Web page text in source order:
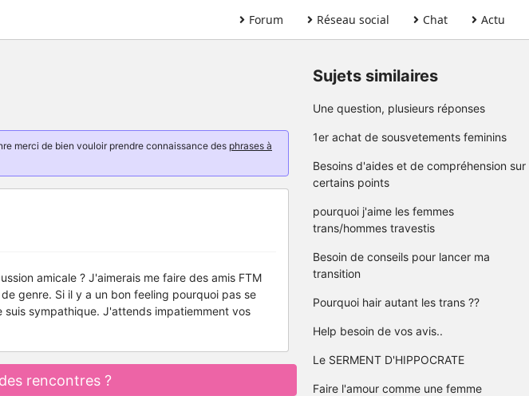
Forum Réseau social Chat Actu
merci de bien vouloir prendre connaissance des phrases à
amicale ? J'aimerais me faire des amis FTM
genre. Si il y a un bon feeling pourquoi pas se
sympathique. J'attends impatiemment vos
rencontres ?
Sujets similaires
Une question, plusieurs réponses
1er achat de sousvetements feminins
Besoins d'aides et de compréhension sur
certains points
pourquoi j'aime les femmes
trans/hommes travestis
Besoin de conseils pour lancer ma
transition
Pourquoi hair autant les trans ??
Help besoin de vos avis..
Le SERMENT D'HIPPOCRATE
Faire l'amour comme une femme